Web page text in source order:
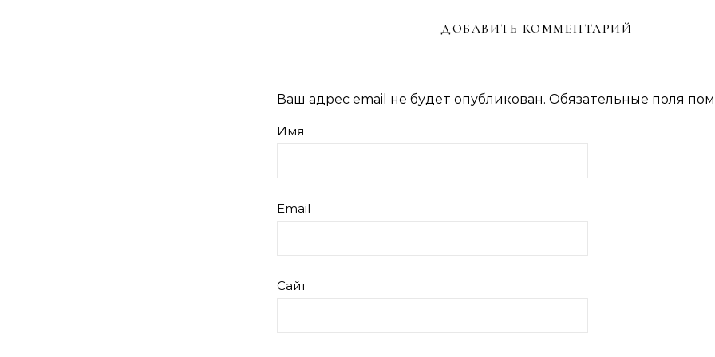
ДОБАВИТЬ КОММЕНТАРИЙ
Ваш адрес email не будет опубликован. Обязательные поля
Имя
Email
Сайт